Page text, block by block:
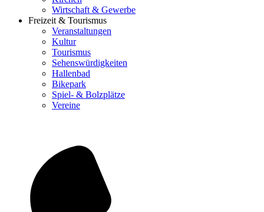
Wirtschaft & Gewerbe
Freizeit & Tourismus
Veranstaltungen
Kultur
Tourismus
Sehenswürdigkeiten
Hallenbad
Bikepark
Spiel- & Bolzplätze
Vereine